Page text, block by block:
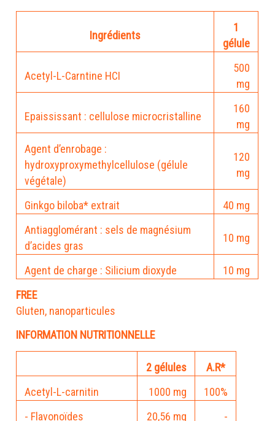
Ingrédients
1
gélule
Acetyl-L-Carntine HCI
500
mg
Epaississant : cellulose microcristalline
160
mg
Agent d’enrobage :
hydroxyproxymethylcellulose (gélule
végétale)
120
mg
Ginkgo biloba* extrait
40 mg
Antiagglomérant : sels de magnésium
d’acides gras
10 mg
Agent de charge : Silicium dioxyde
10 mg
FREE
Gluten, nanoparticules
INFORMATION NUTRITIONNELLE
2 gélules
A.R*
Acetyl-L-carnitin
1000 mg
100%
- Flavonoïdes
20,56 mg
-